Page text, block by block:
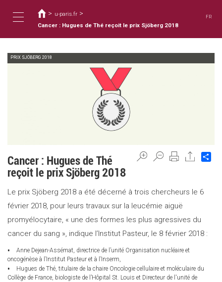
main
Toggle
navigation
are
here
> u-paris.fr >
Cancer : Hugues de Thé reçoit le prix Sjöberg 2018
FR
PRIX SJÖBERG 2018
Cancer : Hugues de Thé
reçoit le prix Sjöberg 2018
Le prix Sjöberg 2018 a été décerné à trois chercheurs le 6
février 2018, pour leurs travaux sur la leucémie aiguë
promyélocytaire, « une des formes les plus agressives du
cancer du sang », indique l’Institut Pasteur, le 8 février 2018 :
Anne Dejean-Assémat, directrice de l’unité Organisation nucléaire et
oncogénèse à l’Institut Pasteur et à l’Inserm,
Hugues de Thé, titulaire de la chaire Oncologie cellulaire et moléculaire du
Collège de France, biologiste de l’Hôpital St. Louis et Directeur de l'unité de